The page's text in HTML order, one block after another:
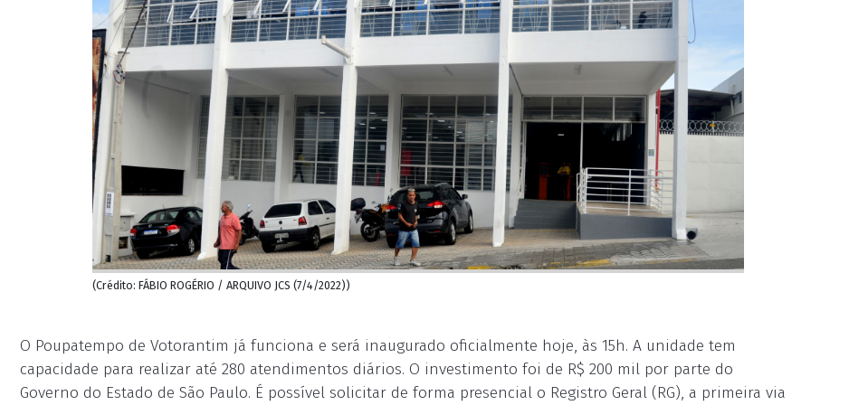
(Crédito: FÁBIO ROGÉRIO / ARQUIVO JCS (7/4/2022))
O Poupatempo de Votorantim já funciona e será inaugurado oficialmente hoje, às 15h. A unidade tem
capacidade para realizar até 280 atendimentos diários. O investimento foi de R$ 200 mil por parte do
Governo do Estado de São Paulo. É possível solicitar de forma presencial o Registro Geral (RG), a primeira via